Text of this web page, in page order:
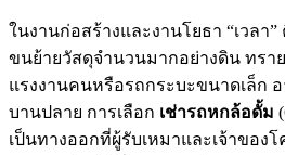
ในงานก่อสร้างและงานโยธา “เวล
ขนย้ายวัสดุจำนวนมากอย่างดิน ทรา
แรงงานคนหรือรถกระบะขนาดเล็ก
บานปลาย การเลือก เช่ารถหกล้อดั้ม
เป็นทางออกที่ผู้รับเหมาและเจ้าของโ